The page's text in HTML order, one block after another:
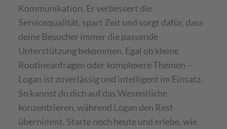
Kommunikation. Er verbessert die
Servicequalität, spart Zeit und sorgt dafür, dass
deine Besucher immer die passende
Unterstützung bekommen. Egal ob kleine
Routineanfragen oder komplexere Themen –
Logan ist zuverlässig und intelligent im Einsatz.
So kannst du dich auf das Wesentliche
konzentrieren, während Logan den Rest
übernimmt. Starte noch heute und erlebe, wie